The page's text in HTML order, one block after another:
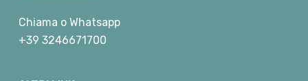
Chiama o Whatsapp
+39 3246671700